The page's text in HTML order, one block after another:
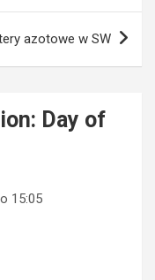
azotowe w SW
Day of
15:05